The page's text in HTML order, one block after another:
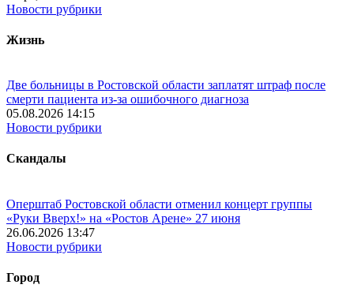
Новости рубрики
Жизнь
Две больницы в Ростовской области заплатят штраф после
смерти пациента из-за ошибочного диагноза
05.08.2026 14:15
Новости рубрики
Скандалы
Оперштаб Ростовской области отменил концерт группы
«Руки Вверх!» на «Ростов Арене» 27 июня
26.06.2026 13:47
Новости рубрики
Город